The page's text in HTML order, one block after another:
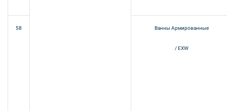
58 Ванны Армированные
/ EXW